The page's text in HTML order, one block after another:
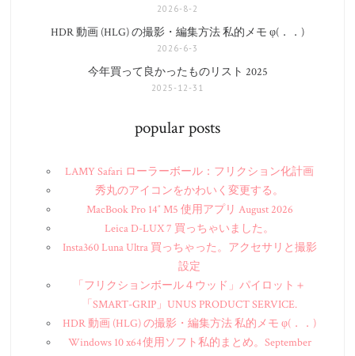
2026-8-2
HDR 動画 (HLG) の撮影・編集方法 私的メモ φ(．．)
2026-6-3
今年買って良かったものリスト 2025
2025-12-31
popular posts
LAMY Safari ローラーボール：フリクション化計画
秀丸のアイコンをかわいく変更する。
MacBook Pro 14″ M5 使用アプリ August 2026
Leica D-LUX 7 買っちゃいました。
Insta360 Luna Ultra 買っちゃった。アクセサリと撮影
設定
「フリクションボール４ウッド」パイロット＋
「SMART-GRIP」UNUS PRODUCT SERVICE.
HDR 動画 (HLG) の撮影・編集方法 私的メモ φ(．．)
Windows 10 x64 使用ソフト私的まとめ。September